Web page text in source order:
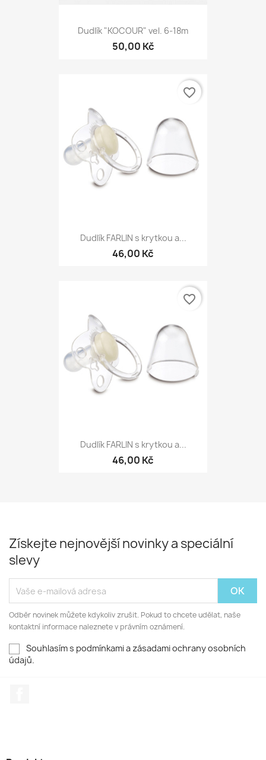
Dudlík "KOCOUR" vel. 6-18m
50,00 Kč
Dudlík FARLIN s krytkou a...
46,00 Kč
favorite_border
Dudlík FARLIN s krytkou a...
46,00 Kč
favorite_border
Získejte nejnovější novinky a speciální
slevy
Odběr novinek můžete kdykoliv zrušit. Pokud to chcete udělat, naše
kontaktní informace naleznete v právním oznámení.
Souhlasím s podmínkami a zásadami ochrany osobních
údajů.